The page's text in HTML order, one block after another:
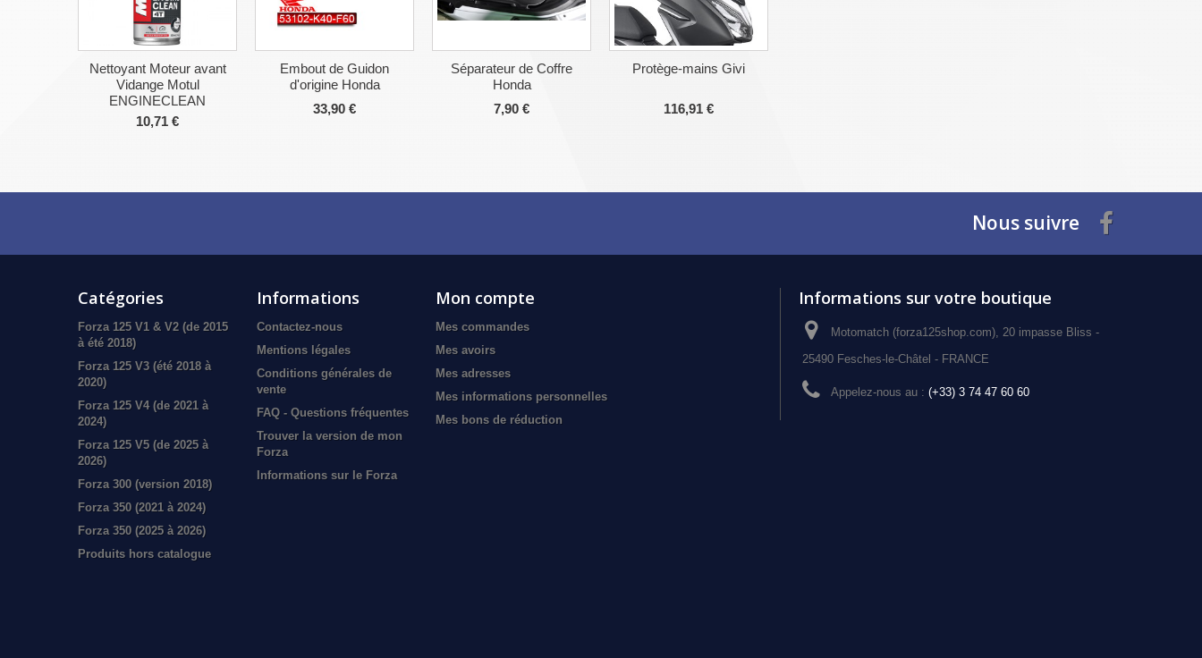
Nettoyant Moteur avant
Vidange Motul
ENGINECLEAN
10,71 €
Embout de Guidon
d'origine Honda
33,90 €
Séparateur de Coffre
Honda
7,90 €
Protège-mains Givi
116,91 €
Nous suivre
Catégories
Forza 125 V1 & V2 (de 2015
à été 2018)
Forza 125 V3 (été 2018 à
2020)
Forza 125 V4 (de 2021 à
2024)
Forza 125 V5 (de 2025 à
2026)
Forza 300 (version 2018)
Forza 350 (2021 à 2024)
Forza 350 (2025 à 2026)
Produits hors catalogue
Informations
Contactez-nous
Mentions légales
Conditions générales de
vente
FAQ - Questions fréquentes
Trouver la version de mon
Forza
Informations sur le Forza
Mon compte
Mes commandes
Mes avoirs
Mes adresses
Mes informations personnelles
Mes bons de réduction
Informations sur votre boutique
Motomatch (forza125shop.com), 20 impasse Bliss -
25490 Fesches-le-Châtel - FRANCE
Appelez-nous au : (+33) 3 74 47 60 60